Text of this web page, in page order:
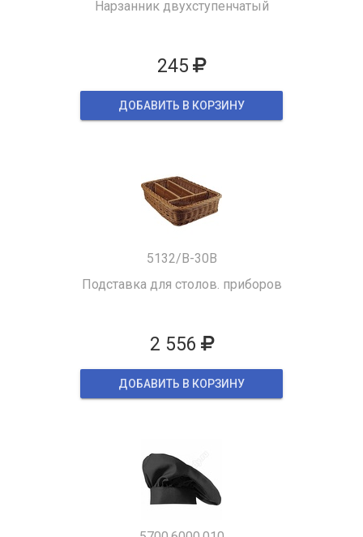
Нарзанник двухступенчатый
245
ДОБАВИТЬ В КОРЗИНУ
5132/B-30B
Подставка для столов. приборов
2 556
ДОБАВИТЬ В КОРЗИНУ